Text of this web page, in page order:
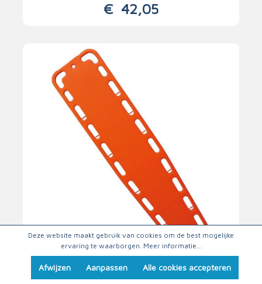
€ 42,05
Wervelplank
Deze website maakt gebruik van cookies om de best mogelijke
ervaring te waarborgen. Meer informatie...
Afwijzen Aanpassen Alle cookies accepteren